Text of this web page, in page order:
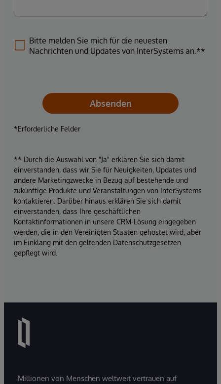
Bitte melden Sie mich für die neuesten
Nachrichten und Updates von InterSystems an.**
Absenden
*Erforderliche Felder
** Durch die Auswahl von "Ja" erklären Sie sich damit
einverstanden, dass wir Sie für Neuigkeiten, Updates und
andere Marketingzwecke in Bezug auf bestehende und
zukünftige Produkte und Veranstaltungen von InterSystems
kontaktieren. Darüber hinaus erklären Sie sich damit
einverstanden, dass Ihre geschäftlichen
Kontaktinformationen in unsere CRM-Lösung eingegeben
werden, die in den Vereinigten Staaten gehostet wird, aber
im Einklang mit den geltenden Datenschutzgesetzen
gepflegt wird.
Millionen von Menschen weltweit vertrauen auf